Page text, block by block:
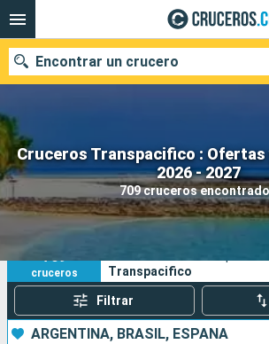
Cruceros Transpacifico :
2026 - 2027
709 cruceros
Encontrar un crucero
Fecha de salida
709
cruceros
Transpacifico
Filtrar
ARGENTINA, BRASIL, ESPAÑA